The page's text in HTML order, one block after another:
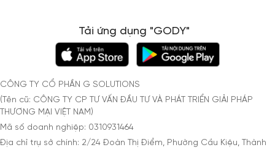
Tải ứng dụng "GODY"
CÔNG TY CỔ PHẦN G SOLUTIONS
(Tên cũ: CÔNG TY CP TƯ VẤN ĐẦU TƯ VÀ PHÁT TRIỂN GIẢI PHÁP
THƯƠNG MẠI VIỆT NAM)
Mã số doanh nghiệp: 0310931464
Địa chỉ trụ sở chính: 2/24 Đoàn Thị Điểm, Phường Cầu Kiệu, Thành